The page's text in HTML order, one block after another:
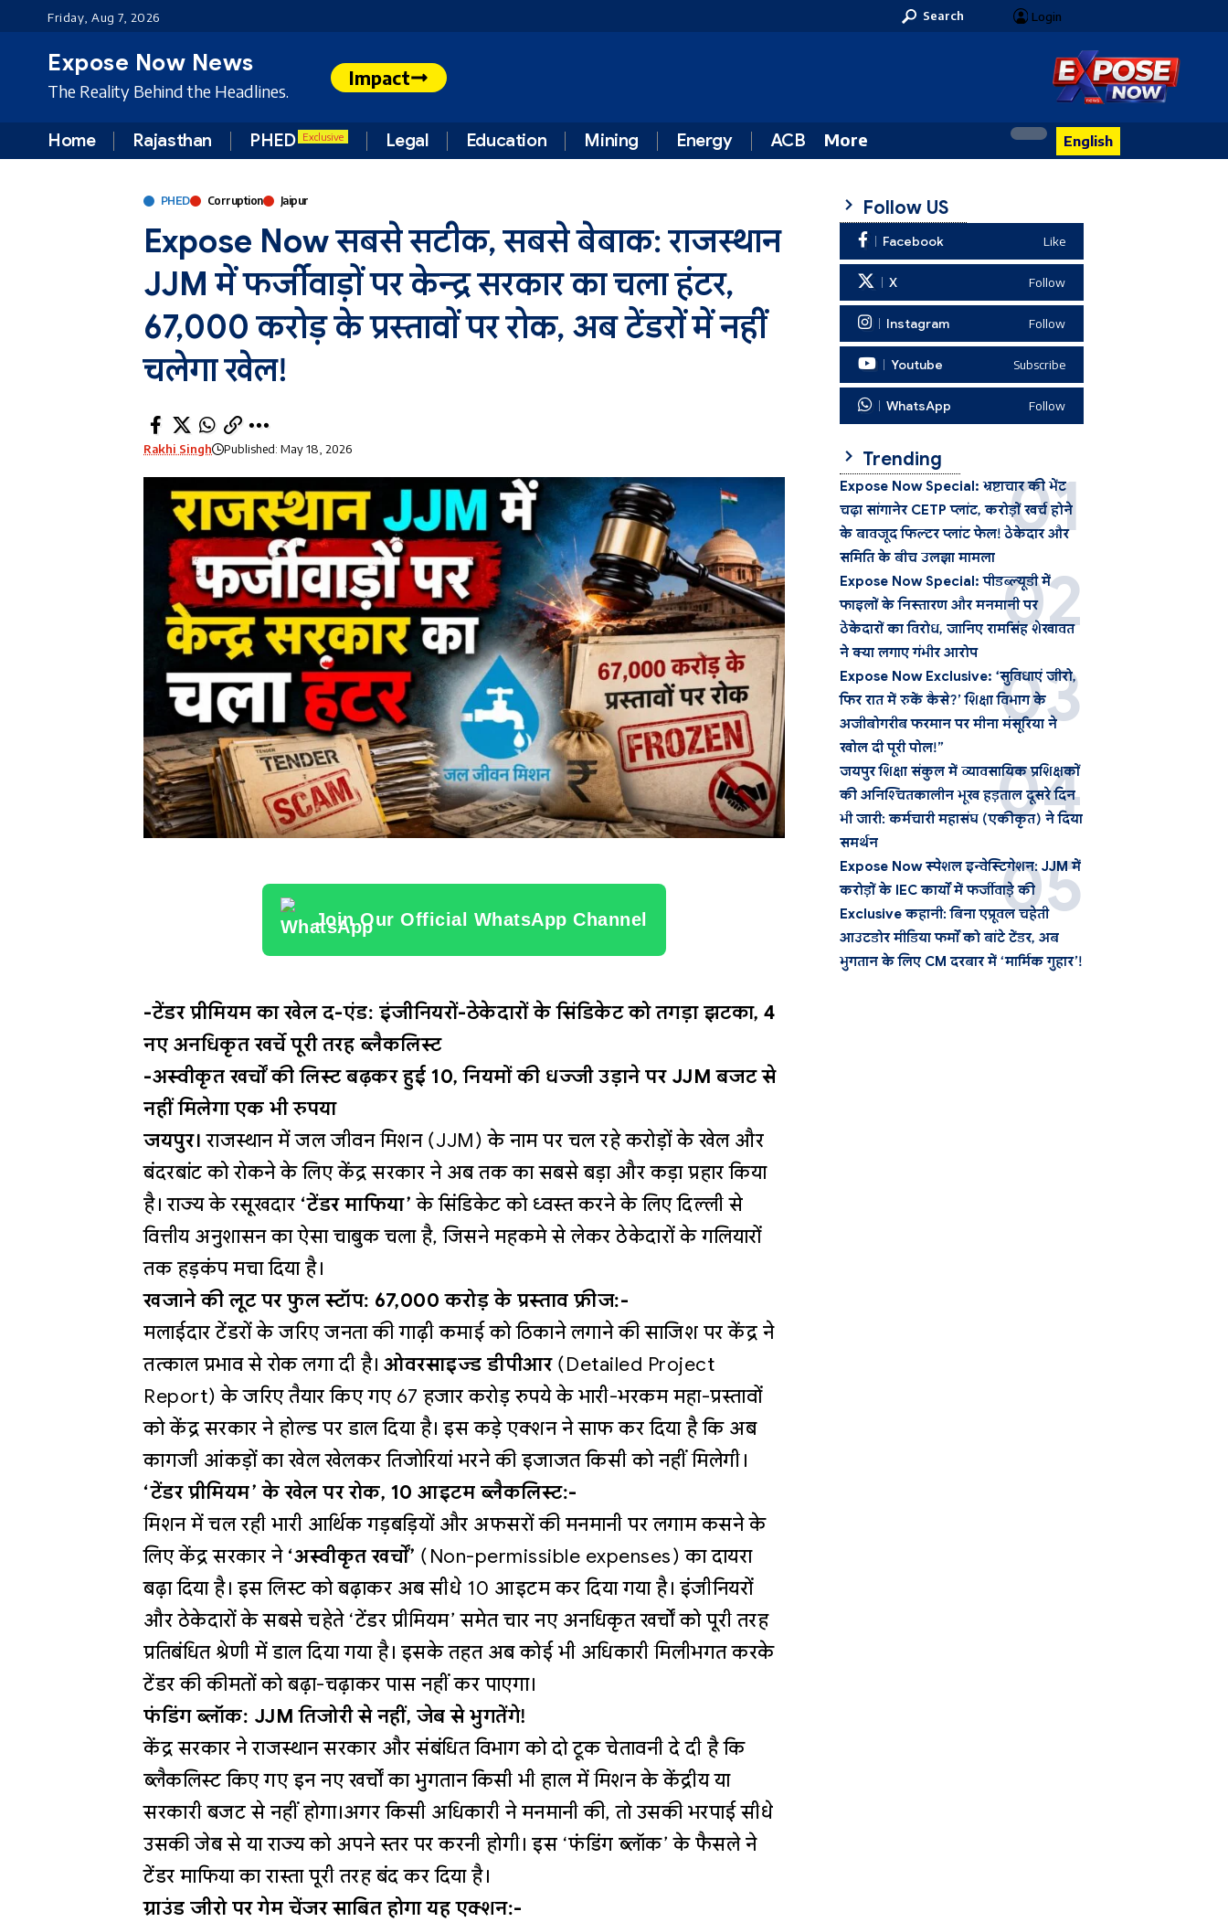
Friday, Aug 7, 2026 Search Login
Expose Now News
The Reality Behind the Headlines.
Impact
Home Rajasthan PHED Exclusive Legal Education Mining Energy ACB More English
PHED Corruption Jaipur
Expose Now सबसे सटीक, सबसे बेबाक: राजस्थान
JJM में फर्जीवाड़ों पर केन्द्र सरकार का चला हंटर,
67,000 करोड़ के प्रस्तावों पर रोक, अब टेंडरों में नहीं
चलेगा खेल!
Rakhi Singh Published: May 18, 2026
Join Our Official WhatsApp Channel
-टेंडर प्रीमियम का खेल द-एंड: इंजीनियरों-ठेकेदारों के सिंडिकेट को तगड़ा झटका, 4
नए अनधिकृत खर्चे पूरी तरह ब्लैकलिस्ट
-अस्वीकृत खर्चों की लिस्ट बढ़कर हुई 10, नियमों की धज्जी उड़ाने पर JJM बजट से
नहीं मिलेगा एक भी रुपया
जयपुर।राजस्थान में जल जीवन मिशन (JJM) के नाम पर चल रहे करोड़ों के खेल और
बंदरबांट को रोकने के लिए केंद्र सरकार ने अब तक का सबसे बड़ा और कड़ा प्रहार किया
है। राज्य के रसूखदार ‘टेंडर माफिया’ के सिंडिकेट को ध्वस्त करने के लिए दिल्ली से
वित्तीय अनुशासन का ऐसा चाबुक चला है, जिसने महकमे से लेकर ठेकेदारों के गलियारों
तक हड़कंप मचा दिया है।
खजाने की लूट पर फुल स्टॉप: 67,000 करोड़ के प्रस्ताव फ्रीज:-
मलाईदार टेंडरों के जरिए जनता की गाढ़ी कमाई को ठिकाने लगाने की साजिश पर केंद्र ने
तत्काल प्रभाव से रोक लगा दी है।ओवरसाइज्ड डीपीआर (Detailed Project
Report) के जरिए तैयार किए गए 67 हजार करोड़ रुपये के भारी-भरकम महा-प्रस्तावों
को केंद्र सरकार ने होल्ड पर डाल दिया है। इस कड़े एक्शन ने साफ कर दिया है कि अब
कागजी आंकड़ों का खेल खेलकर तिजोरियां भरने की इजाजत किसी को नहीं मिलेगी।
‘टेंडर प्रीमियम’ के खेल पर रोक, 10 आइटम ब्लैकलिस्ट:-
मिशन में चल रही भारी आर्थिक गड़बड़ियों और अफसरों की मनमानी पर लगाम कसने के
लिए केंद्र सरकार ने‘अस्वीकृत खर्चों’ (Non-permissible expenses) का दायरा
बढ़ा दिया है। इस लिस्ट को बढ़ाकर अब सीधे 10 आइटम कर दिया गया है। इंजीनियरों
और ठेकेदारों के सबसे चहेते ‘टेंडर प्रीमियम’ समेत चार नए अनधिकृत खर्चों को पूरी तरह
प्रतिबंधित श्रेणी में डाल दिया गया है। इसके तहत अब कोई भी अधिकारी मिलीभगत करके
टेंडर की कीमतों को बढ़ा-चढ़ाकर पास नहीं कर पाएगा।
फंडिंग ब्लॉक: JJM तिजोरी से नहीं, जेब से भुगतेंगे!
केंद्र सरकार ने राजस्थान सरकार और संबंधित विभाग को दो टूक चेतावनी दे दी है कि
ब्लैकलिस्ट किए गए इन नए खर्चों का भुगतान किसी भी हाल में मिशन के केंद्रीय या
सरकारी बजट से नहीं होगा।अगर किसी अधिकारी ने मनमानी की, तो उसकी भरपाई सीधे
उसकी जेब से या राज्य को अपने स्तर पर करनी होगी। इस ‘फंडिंग ब्लॉक’ के फैसले ने
टेंडर माफिया का रास्ता पूरी तरह बंद कर दिया है।
ग्राउंड जीरो पर गेम चेंजर साबित होगा यह एक्शन:-
Follow US
Facebook Like
X Follow
Instagram Follow
Youtube Subscribe
WhatsApp Follow
Trending
Expose Now Special: भ्रष्टाचार की भेंट
चढ़ा सांगानेर CETP प्लांट, करोड़ों खर्च होने
के बावजूद फिल्टर प्लांट फेल! ठेकेदार और
समिति के बीच उलझा मामला
Expose Now Special: पीडब्ल्यूडी में
फाइलों के निस्तारण और मनमानी पर
ठेकेदारों का विरोध, जानिए रामसिंह शेखावत
ने क्या लगाए गंभीर आरोप
Expose Now Exclusive: ‘सुविधाएं जीरो,
फिर रात में रुकें कैसे?’ शिक्षा विभाग के
अजीबोगरीब फरमान पर मीना मंसूरिया ने
खोल दी पूरी पोल!”
जयपुर शिक्षा संकुल में व्यावसायिक प्रशिक्षकों
की अनिश्चितकालीन भूख हड़ताल दूसरे दिन
भी जारी: कर्मचारी महासंघ (एकीकृत) ने दिया
समर्थन
Expose Now स्पेशल इन्वेस्टिगेशन: JJM में
करोड़ों के IEC कार्यों में फर्जीवाड़े की
Exclusive कहानी: बिना एप्रूवल चहेती
आउटडोर मीडिया फर्मों को बांटे टेंडर, अब
भुगतान के लिए CM दरबार में ‘मार्मिक गुहार’!